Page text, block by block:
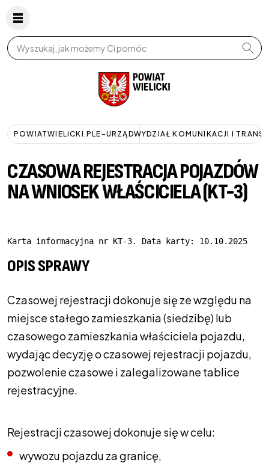
Wpisz szukaną frazę
POWIATWIELICKI.PLE-URZĄDWYDZIAŁ KOMUNIKACJI I
CZASOWA REJESTRACJA POJAZDÓW
NA WNIOSEK WŁAŚCICIELA (KT-3)
Karta informacyjna nr KT-3. Data karty: 10.10.2025
OPIS SPRAWY
Czasowej rejestracji dokonuje się ze względu na
miejsce stałego zamieszkania (siedzibę) lub
czasowego zamieszkania właściciela pojazdu,
wydając decyzję o czasowej rejestracji pojazdu,
pozwolenie czasowe i zalegalizowane tablice
rejestracyjne.
Rejestracji czasowej dokonuje się w celu:
wywozu pojazdu za granicę,